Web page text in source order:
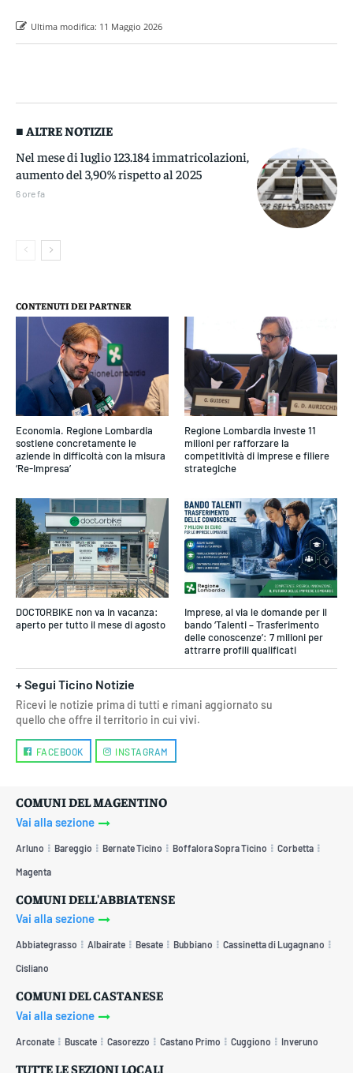
Ultima modifica: 11 Maggio 2026
■ ALTRE NOTIZIE
Nel mese di luglio 123.184 immatricolazioni,
aumento del 3,90% rispetto al 2025
6 ore fa
CONTENUTI DEI PARTNER
Economia. Regione Lombardia
sostiene concretamente le
aziende in difficoltà con la misura
‘Re-Impresa’
DOCTORBIKE non va in vacanza:
aperto per tutto il mese di agosto
Regione Lombardia investe 11
milioni per rafforzare la
competitività di imprese e filiere
strategiche
Imprese, al via le domande per il
bando ‘Talenti – Trasferimento
delle conoscenze’: 7 milioni per
attrarre profili qualificati
+ Segui Ticino Notizie
Ricevi le notizie prima di tutti e rimani aggiornato su
quello che offre il territorio in cui vivi.
FACEBOOK INSTAGRAM
COMUNI DEL MAGENTINO
Vai alla sezione
Arluno Bareggio Bernate Ticino Boffalora Sopra Ticino Corbetta
Magenta
COMUNI DELL'ABBIATENSE
Vai alla sezione
Abbiategrasso Albairate Besate Bubbiano Cassinetta di Lugagnano
Cisliano
COMUNI DEL CASTANESE
Vai alla sezione
Arconate Buscate Casorezzo Castano Primo Cuggiono Inveruno
TUTTE LE SEZIONI LOCALI